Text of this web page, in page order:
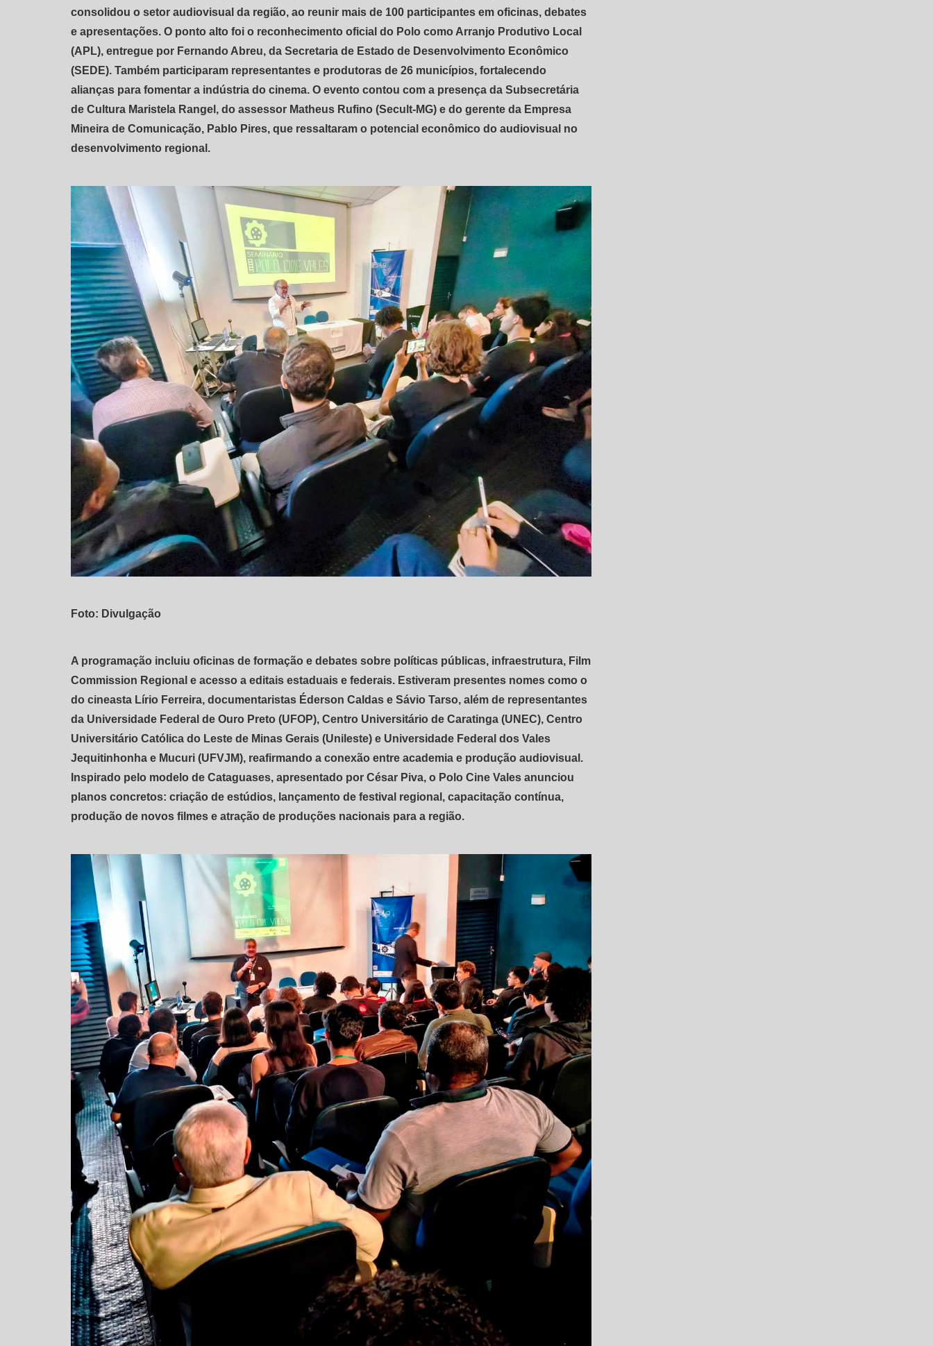
consolidou o setor audiovisual da região, ao reunir mais de 100 participantes em oficinas, debates
e apresentações. O ponto alto foi o reconhecimento oficial do Polo como Arranjo Produtivo Local
(APL), entregue por Fernando Abreu, da Secretaria de Estado de Desenvolvimento Econômico
(SEDE). Também participaram representantes e produtoras de 26 municípios, fortalecendo
alianças para fomentar a indústria do cinema. O evento contou com a presença da Subsecretária
de Cultura Maristela Rangel, do assessor Matheus Rufino (Secult-MG) e do gerente da Empresa
Mineira de Comunicação, Pablo Pires, que ressaltaram o potencial econômico do audiovisual no
desenvolvimento regional.
Foto: Divulgação
A programação incluiu oficinas de formação e debates sobre políticas públicas, infraestrutura, Film
Commission Regional e acesso a editais estaduais e federais. Estiveram presentes nomes como o
do cineasta Lírio Ferreira, documentaristas Éderson Caldas e Sávio Tarso, além de representantes
da Universidade Federal de Ouro Preto (UFOP), Centro Universitário de Caratinga (UNEC), Centro
Universitário Católica do Leste de Minas Gerais (Unileste) e Universidade Federal dos Vales
Jequitinhonha e Mucuri (UFVJM), reafirmando a conexão entre academia e produção audiovisual.
Inspirado pelo modelo de Cataguases, apresentado por César Piva, o Polo Cine Vales anunciou
planos concretos: criação de estúdios, lançamento de festival regional, capacitação contínua,
produção de novos filmes e atração de produções nacionais para a região.